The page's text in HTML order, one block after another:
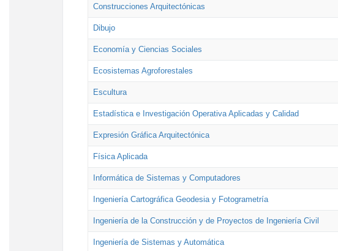
Construcciones Arquitectónicas
Dibujo
Economía y Ciencias Sociales
Ecosistemas Agroforestales
Escultura
Estadística e Investigación Operativa Aplicadas y Calidad
Expresión Gráfica Arquitectónica
Física Aplicada
Informática de Sistemas y Computadores
Ingeniería Cartográfica Geodesia y Fotogrametría
Ingeniería de la Construcción y de Proyectos de Ingeniería Civil
Ingeniería de Sistemas y Automática